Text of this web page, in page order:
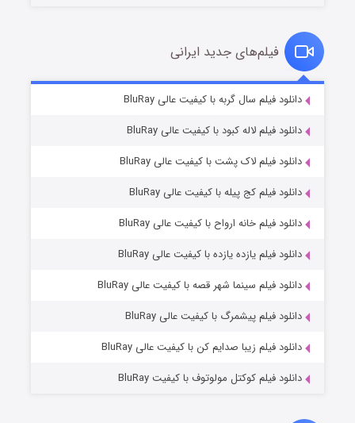
قسمت۷ (زیرنویس) منتشر شد
فیلم‌های جدید ایرانی
دانلود فیلم سال گربه با کیفیت عالی BluRay
دانلود فیلم لاله کبود با کیفیت عالی BluRay
دانلود فیلم لاک پشت با کیفیت عالی BluRay
دانلود فیلم کج‌ پیله با کیفیت عالی BluRay
دانلود فیلم خانه ارواح با کیفیت عالی BluRay
دانلود فیلم یازده یازده با کیفیت عالی BluRay
دانلود فیلم سینما شهر قصه با کیفیت عالی BluRay
دانلود فیلم پیشمرگ با کیفیت عالی BluRay
دانلود فیلم زیبا صدایم کن با کیفیت عالی BluRay
دانلود فیلم کوکتل مولوتوف با کیفیت BluRay